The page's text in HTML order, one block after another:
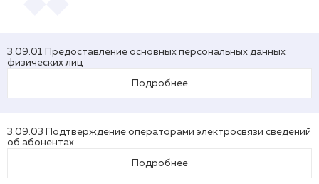
3.09.01 Предоставление основных персональных данных
физических лиц
Подробнее
3.09.03 Подтверждение операторами электросвязи сведений
об абонентах
Подробнее